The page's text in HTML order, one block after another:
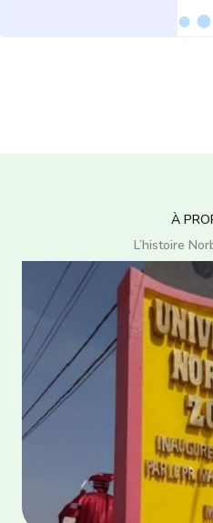
À
L’histoire